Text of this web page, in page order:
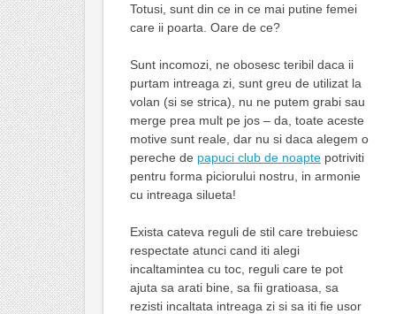
Totusi, sunt din ce in ce mai putine femei
care ii poarta. Oare de ce?
Sunt incomozi, ne obosesc teribil daca ii
purtam intreaga zi, sunt greu de utilizat la
volan (si se strica), nu ne putem grabi sau
merge prea mult pe jos – da, toate aceste
motive sunt reale, dar nu si daca alegem o
pereche de papuci club de noaptepotriviti
pentru forma piciorului nostru, in armonie
cu intreaga silueta!
Exista cateva reguli de stil care trebuiesc
respectate atunci cand iti alegi
incaltamintea cu toc, reguli care te pot
ajuta sa arati bine, sa fii gratioasa, sa
rezisti incaltata intreaga zi si sa iti fie usor